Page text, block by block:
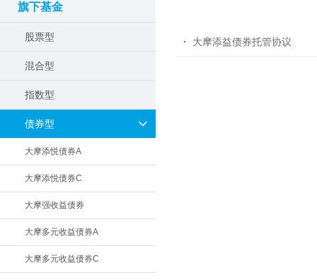
旗下基金
股票型
混合型
指数型
债券型
大摩添悦债券A
大摩添悦债券C
大摩强收益债券
大摩多元收益债券A
大摩多元收益债券C
大摩添益债券托管协议